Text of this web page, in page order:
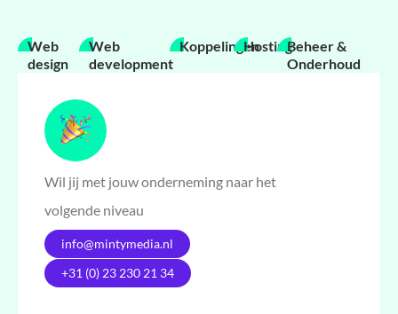
Web
design
Web
development
KoppelingenHostingBeheer &
Onderhoud
Wil jij met jouw onderneming naar het
volgende niveau
info@mintymedia.nl
+31 (0) 23 230 21 34